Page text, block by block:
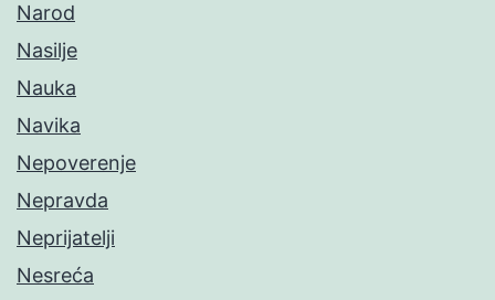
Narod
Nasilje
Nauka
Navika
Nepoverenje
Nepravda
Neprijatelji
Nesreća